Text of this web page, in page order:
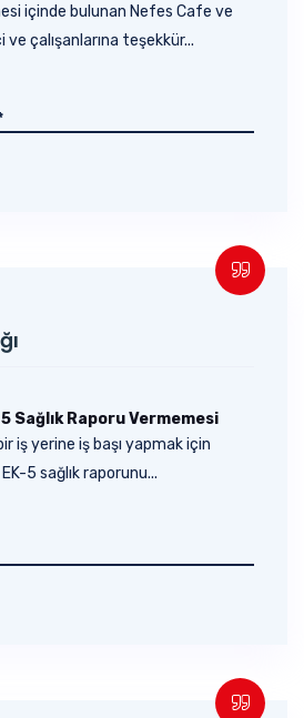
içinde bulunan Nefes Cafe ve
çalışanlarına teşekkür...
Sağlık Raporu Vermemesi
iş yerine iş başı yapmak için
5 sağlık raporunu...